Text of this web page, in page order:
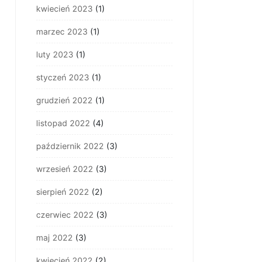
kwiecień 2023 (1)
marzec 2023 (1)
luty 2023 (1)
styczeń 2023 (1)
grudzień 2022 (1)
listopad 2022 (4)
październik 2022 (3)
wrzesień 2022 (3)
sierpień 2022 (2)
czerwiec 2022 (3)
maj 2022 (3)